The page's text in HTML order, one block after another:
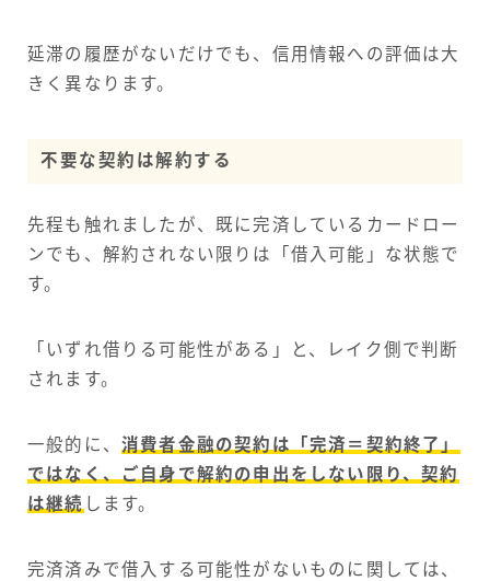
延滞の履歴がないだけでも、信用情報への評価は大
きく異なります。
不要な契約は解約する
先程も触れましたが、既に完済しているカードロー
ンでも、解約されない限りは「借入可能」な状態で
す。
「いずれ借りる可能性がある」と、レイク側で判断
されます。
一般的に、 消費者金融の契約は「完済＝契約終了」
ではなく、ご自身で解約の申出をしない限り、契約
は継続 します。
完済済みで借入する可能性がないものに関しては、